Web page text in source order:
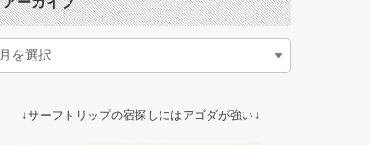
↓サーフトリップの宿探しにはアゴダが強い↓